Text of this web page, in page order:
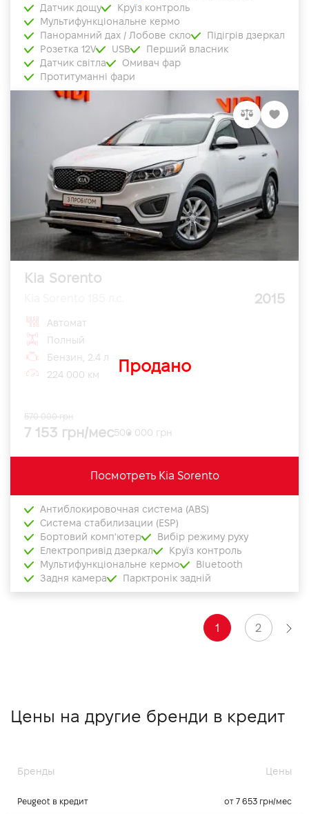
Датчик дощу
Круїз контроль
Мультифункціональне кермо
Панорамний дах / Лобове скло
Підігрів дзеркал
Розетка 12V
USB
Перший власник
Датчик світла
Омивач фар
Протитуманні фари
Kia Sorento
2015
Продано
Автомат
Полный
Бензин, 2.4 л
224 000 км
7 153 грн/мес500 000 грн
570 000 грн
Посмотреть Kia Sorento
Антиблокировочная система (ABS)
Система стабилизации (ESP)
Бортовий комп'ютер
Вибір режиму руху
Електропривід дзеркал
Круїз контроль
Мультифункціональне кермо
Bluetooth
Задня камера
Парктронік задній
1 2
Цены на другие бренди в кредит
Бренды Цены
Peugeot в кредит от 7 653 грн/мес